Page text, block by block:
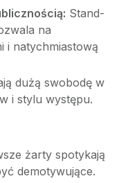
Stand-
na
i natychmiastową
dużą swobodę w
i stylu występu.
żarty spotykają
demotywujące.